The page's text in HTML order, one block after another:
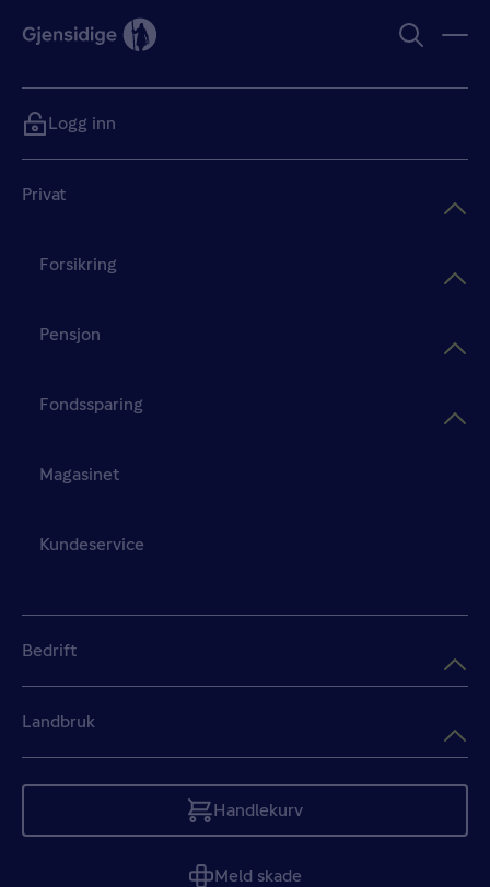
Privat
Forsikring
Pensjon
Fondssparing
Magasinet
Kundeservice
Bedrift
Landbruk
Handlekurv
Tom
Meld skade
Logg inn